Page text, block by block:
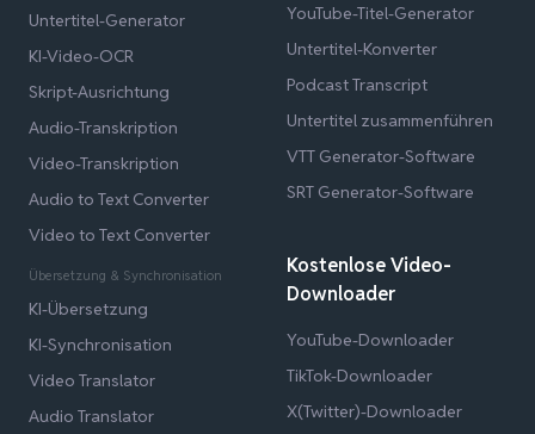
Untertitel-Generator
KI-Video-OCR
Skript-Ausrichtung
Audio-Transkription
Video-Transkription
Audio to Text Converter
Video to Text Converter
Übersetzung & Synchronisation
KI-Übersetzung
KI-Synchronisation
Video Translator
Audio Translator
YouTube-Titel-Generator
Untertitel-Konverter
Podcast Transcript
Untertitel zusammenführen
VTT Generator-Software
SRT Generator-Software
Kostenlose Video-
Downloader
YouTube-Downloader
TikTok-Downloader
X(Twitter)-Downloader